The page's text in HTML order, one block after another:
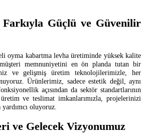
Güçlü ve Güvenilir
oyma kabartma levha üretiminde yüksek kalite
müşteri memnuniyetini en ön planda tutan bir
ve gelişmiş üretim teknolojilerimizle, her
Ürünlerimiz, sadece estetik değil, aynı
açısından da sektör standartlarının
ve teslimat imkanlarımızla, projelerinizi
yardımcı oluyoruz.
ve Gelecek Vizyonumuz